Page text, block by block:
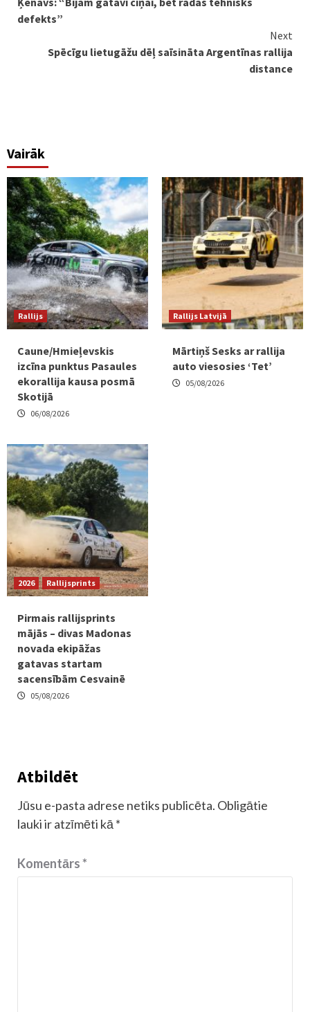
Reading
defekts”
Next
Spēcīgu lietugāžu dēļ saīsināta Argentīnas rallija
distance
Vairāk
Rallijs
Caune/Hmieļevskis
izcīna punktus Pasaules
ekorallija kausa posmā
Skotijā
06/08/2026
Rallijs Latvijā
Mārtiņš Sesks ar rallija
auto viesosies ‘Tet’
05/08/2026
2026 Rallijsprints
Pirmais rallijsprints
mājās – divas Madonas
novada ekipāžas
gatavas startam
sacensībām Cesvainē
05/08/2026
Atbildēt
Jūsu e-pasta adrese netiks publicēta. Obligātie
lauki ir atzīmēti kā *
Komentārs*